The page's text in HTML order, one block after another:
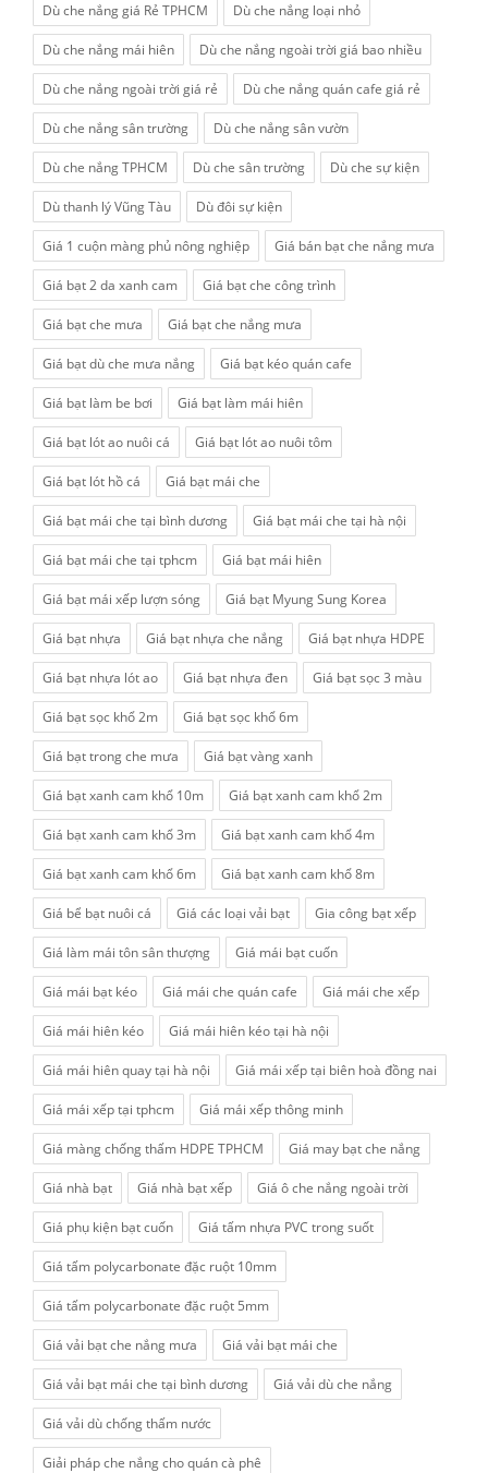
Dù che nắng giá Rẻ TPHCM Dù che nắng loại nhỏ
Dù che nắng mái hiên Dù che nắng ngoài trời giá bao nhiều
Dù che nắng ngoài trời giá rẻ Dù che nắng quán cafe giá rẻ
Dù che nắng sân trường Dù che nắng sân vườn
Dù che nắng TPHCM Dù che sân trường Dù che sự kiện
Dù thanh lý Vũng Tàu Dù đôi sự kiện
Giá 1 cuộn màng phủ nông nghiệp Giá bán bạt che nắng mưa
Giá bạt 2 da xanh cam Giá bạt che công trình
Giá bạt che mưa Giá bạt che nắng mưa
Giá bạt dù che mưa nắng Giá bạt kéo quán cafe
Giá bạt làm be bơi Giá bạt làm mái hiên
Giá bạt lót ao nuôi cá Giá bạt lót ao nuôi tôm
Giá bạt lót hồ cá Giá bạt mái che
Giá bạt mái che tại bình dương Giá bạt mái che tại hà nội
Giá bạt mái che tại tphcm Giá bạt mái hiên
Giá bạt mái xếp lượn sóng Giá bạt Myung Sung Korea
Giá bạt nhựa Giá bạt nhựa che nắng Giá bạt nhựa HDPE
Giá bạt nhựa lót ao Giá bạt nhựa đen Giá bạt sọc 3 màu
Giá bạt sọc khổ 2m Giá bạt sọc khổ 6m
Giá bạt trong che mưa Giá bạt vàng xanh
Giá bạt xanh cam khổ 10m Giá bạt xanh cam khổ 2m
Giá bạt xanh cam khổ 3m Giá bạt xanh cam khổ 4m
Giá bạt xanh cam khổ 6m Giá bạt xanh cam khổ 8m
Giá bể bạt nuôi cá Giá các loại vải bạt Gia công bạt xếp
Giá làm mái tôn sân thượng Giá mái bạt cuốn
Giá mái bạt kéo Giá mái che quán cafe Giá mái che xếp
Giá mái hiên kéo Giá mái hiên kéo tại hà nội
Giá mái hiên quay tại hà nội Giá mái xếp tại biên hoà đồng nai
Giá mái xếp tại tphcm Giá mái xếp thông minh
Giá màng chống thấm HDPE TPHCM Giá may bạt che nắng
Giá nhà bạt Giá nhà bạt xếp Giá ô che nắng ngoài trời
Giá phụ kiện bạt cuốn Giá tấm nhựa PVC trong suốt
Giá tấm polycarbonate đặc ruột 10mm
Giá tấm polycarbonate đặc ruột 5mm
Giá vải bạt che nắng mưa Giá vải bạt mái che
Giá vải bạt mái che tại bình dương Giá vải dù che nắng
Giá vải dù chống thấm nước
Giải pháp che nắng cho quán cà phê